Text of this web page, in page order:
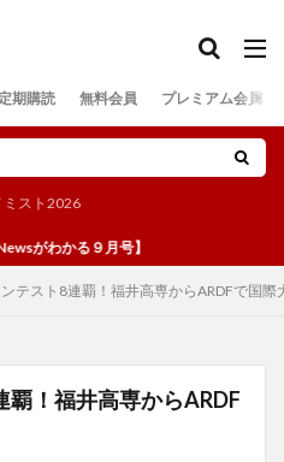
期購読 無料会員 プレミアム会員
ミスト2026
る９月号】
テスト8連覇！福井高専からARDFで国際
！福井高専からARDF
索